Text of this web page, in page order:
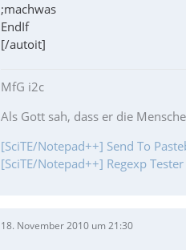
;machwas
EndIf
[/autoit]
MfG i2c
Als Gott sah, dass er die
[SciTE/Notepad++] Send To
[SciTE/Notepad++] Regexp Tester
18. November 2010 um 21:30